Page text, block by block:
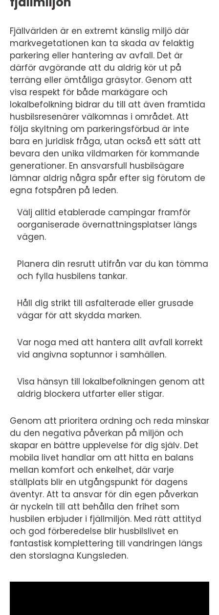
Fjällvärlden är en extremt känslig miljö där
markvegetationen kan ta skada av felaktig
parkering eller hantering av avfall. Det är
därför avgörande att du aldrig kör ut på
terräng eller ömtåliga gräsytor. Genom att
visa respekt för både markägare och
lokalbefolkning bidrar du till att även framtida
husbilsresenärer välkomnas i området. Att
följa skyltning om parkeringsförbud är inte
bara en juridisk fråga, utan också ett sätt att
bevara den unika vildmarken för kommande
generationer. En ansvarsfull husbilsägare
lämnar aldrig några spår efter sig förutom de
egna fotspåren på leden.
Välj alltid etablerade campingar framför
oorganiserade övernattningsplatser längs
vägen.
Planera din resrutt utifrån var du kan tömma
och fylla husbilens tankar.
Håll dig strikt till asfalterade eller grusade
vägar för att skydda marken.
Var noga med att hantera allt avfall korrekt
vid angivna soptunnor i samhällen.
Visa hänsyn till lokalbefolkningen genom att
aldrig blockera utfarter eller stigar.
Genom att prioritera ordning och reda minskar
du den negativa påverkan på miljön och
skapar en bättre upplevelse för dig själv. Det
mobila livet handlar om att hitta en balans
mellan komfort och enkelhet, där varje
ställplats blir en utgångspunkt för dagens
äventyr. Att ta ansvar för din egen påverkan
är nyckeln till att behålla den frihet som
husbilen erbjuder i fjällmiljön. Med rätt attityd
och god förberedelse blir husbilslivet en
fantastisk komplettering till vandringen längs
den storslagna Kungsleden.